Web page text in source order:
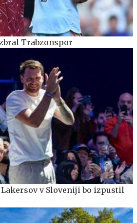
Trabzonspor
v Sloveniji bo izpustil